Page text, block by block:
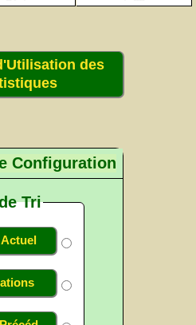
des
Configuration
Tri